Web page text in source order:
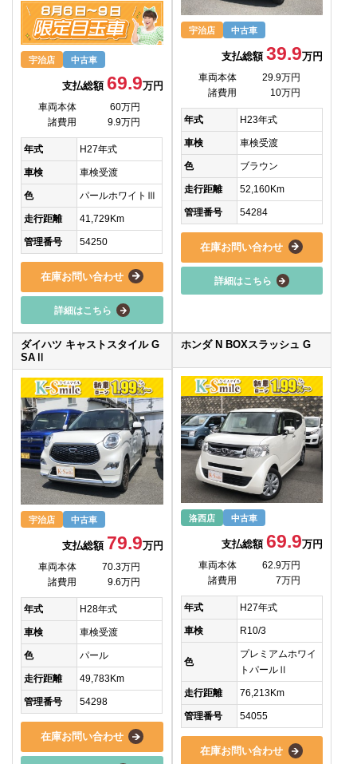
宇治店 中古車
支払総額 69.9万円
車両本体
60万円
諸費用
9.9万円
年式 H27年式
車検 車検受渡
色 パールホワイトⅢ
走行距離 41,729Km
管理番号 54250
在庫お問い合わせ
詳細はこちら
宇治店 中古車
支払総額39.9万円
車両本体
29.9万円
諸費用
10万円
年式 H23年式
車検 車検受渡
色 ブラウン
走行距離 52,160Km
管理番号 54284
在庫お問い合わせ
詳細はこちら
ダイハツ キャストスタイル G
SAⅡ
宇治店 中古車
支払総額 79.9万円
車両本体
70.3万円
諸費用
9.6万円
年式 H28年式
車検 車検受渡
色 パール
走行距離 49,783Km
管理番号 54298
在庫お問い合わせ
ホンダ N BOXスラッシュ G
洛西店 中古車
支払総額69.9万円
車両本体
62.9万円
諸費用
7万円
年式 H27年式
車検 R10/3
色
プレミアムホワイ
トパールⅡ
走行距離 76,213Km
管理番号 54055
在庫お問い合わせ